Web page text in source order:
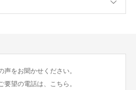
声をお聞かせください。
要望の電話は、こちら。